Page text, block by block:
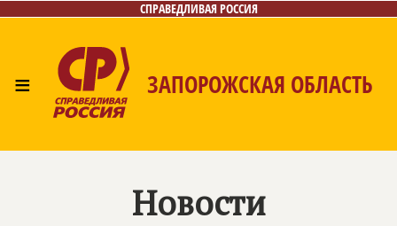
СПРАВЕДЛИВАЯ РОССИЯ
≡ ЗАПОРОЖСКАЯ ОБЛАСТЬ
Новости